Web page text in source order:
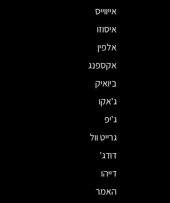
אייווייס
איסוזו
אלפין
אקספנג
ביואיק
ג'אקו
ג'יפ
גרייט וול
דודג'
דייהו
האמר